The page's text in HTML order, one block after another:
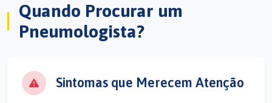
Quando Procurar um
Pneumologista?
Sintomas que Merecem Atenção